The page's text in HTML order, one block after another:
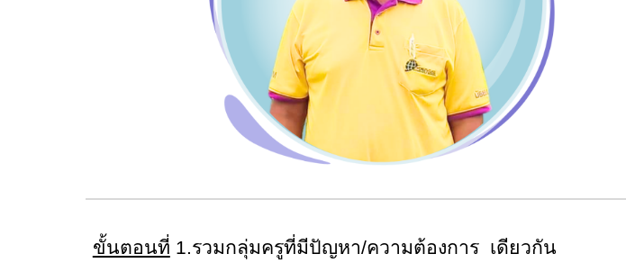
ขั้นตอนที่ 1.รวมกลุ่มครูที่มีปัญหา/ความต้องการ เดียวกัน